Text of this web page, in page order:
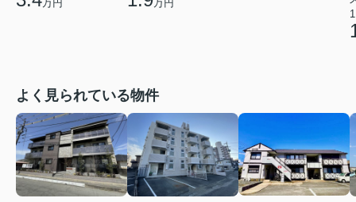
万円 万円
よく見られている物件